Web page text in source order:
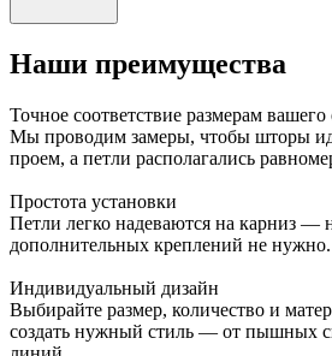
Наши преимущества
Точное соответствие размерам вашего
Мы проводим замеры, чтобы шторы
проем, а петли располагались
Простота установки
Петли легко надеваются на карниз —
дополнительных креплений не нужно.
Индивидуальный дизайн
Выбирайте размер, количество и
создать нужный стиль — от пышных